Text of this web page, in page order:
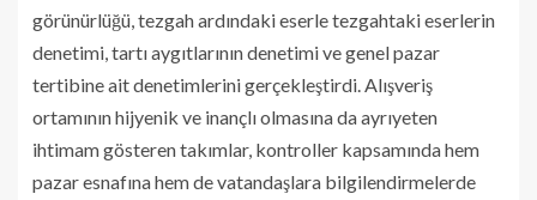
görünürlüğü, tezgah ardındaki eserle tezgahtaki eserlerin
denetimi, tartı aygıtlarının denetimi ve genel pazar
tertibine ait denetimlerini gerçekleştirdi. Alışveriş
ortamının hijyenik ve inançlı olmasına da ayrıyeten
ihtimam gösteren takımlar, kontroller kapsamında hem
pazar esnafına hem de vatandaşlara bilgilendirmelerde